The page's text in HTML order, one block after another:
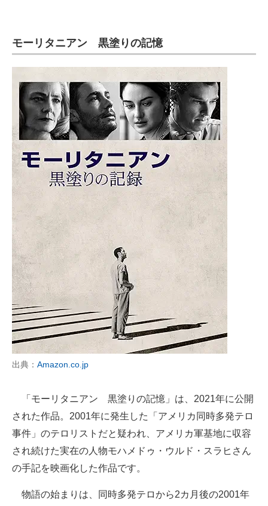
モーリタニアン 黒塗りの記憶
出典： Amazon.co.jp
「モーリタニアン 黒塗りの記憶」は、2021年に公開
された作品。2001年に発生した「アメリカ同時多発テロ
事件」のテロリストだと疑われ、アメリカ軍基地に収容
され続けた実在の人物モハメドゥ・ウルド・スラヒさん
の手記を映画化した作品です。
物語の始まりは、同時多発テロから2カ月後の2001年